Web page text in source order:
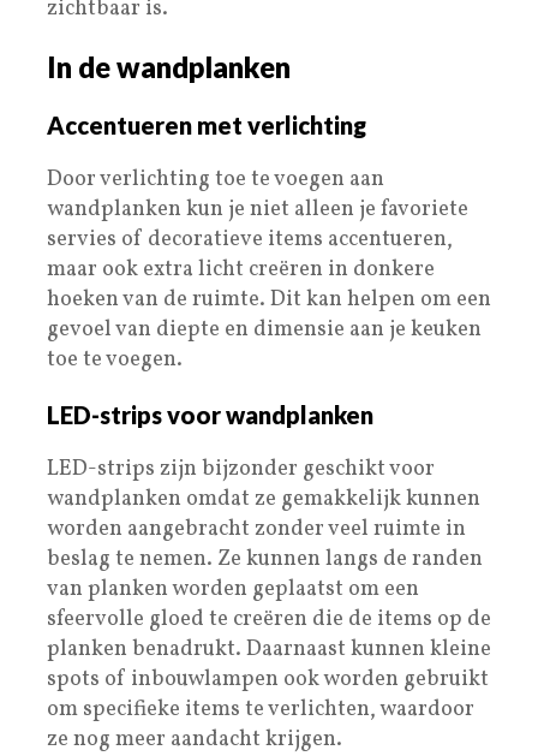
zichtbaar is.
In de wandplanken
Accentueren met verlichting
Door verlichting toe te voegen aan
wandplanken kun je niet alleen je favoriete
servies of decoratieve items accentueren,
maar ook extra licht creëren in donkere
hoeken van de ruimte. Dit kan helpen om een
gevoel van diepte en dimensie aan je keuken
toe te voegen.
LED-strips voor wandplanken
LED-strips zijn bijzonder geschikt voor
wandplanken omdat ze gemakkelijk kunnen
worden aangebracht zonder veel ruimte in
beslag te nemen. Ze kunnen langs de randen
van planken worden geplaatst om een
sfeervolle gloed te creëren die de items op de
planken benadrukt. Daarnaast kunnen kleine
spots of inbouwlampen ook worden gebruikt
om specifieke items te verlichten, waardoor
ze nog meer aandacht krijgen.